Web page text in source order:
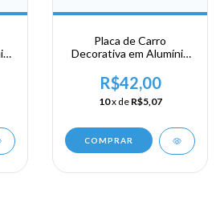
Placa de Carro
Decorativa em Alumínio
Viagem a Curação
R$42,00
10x de R$5,07
COMPRAR